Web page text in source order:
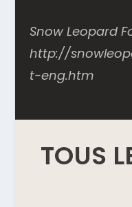
Snow Leopard
http://
t-eng.htm
TOUS